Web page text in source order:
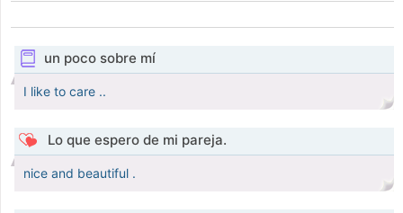
un poco sobre mí
I like to care ..
Lo que espero de mi pareja.
nice and beautiful .